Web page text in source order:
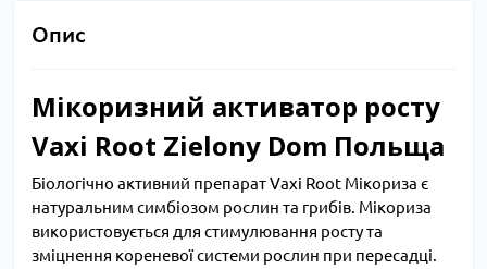
Опис
Мікоризний активатор росту
Vaxi Root Zielony Dom Польща
Біологічно активний препарат Vaxi Root Мікориза є
натуральним симбіозом рослин та грибів. Мікориза
використовується для стимулювання росту та
зміцнення кореневої системи рослин при пересадці.